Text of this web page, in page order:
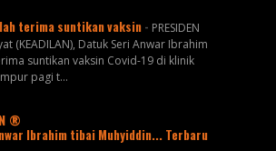
terima suntikan vaksin - PRESIDEN
(KEADILAN), Datuk Seri Anwar Ibrahim
suntikan vaksin Covid-19 di klinik
pagi t...
®
Ibrahim tibai Muhyiddin... Terbaru